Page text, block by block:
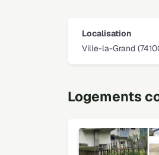
Localisation
Ville-la-Grand
Logements